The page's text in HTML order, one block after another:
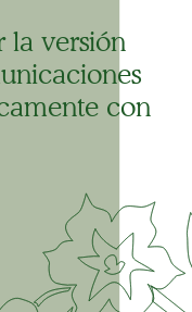
la versión
con